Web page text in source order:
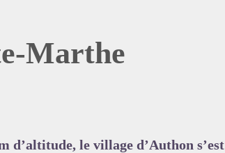
Marthe
d’altitude, le village d’Authon s’est